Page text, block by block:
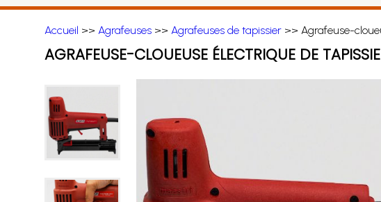
Accueil >> Agrafeuses>> Agrafeuses de tapissier>> Agrafeuse-
AGRAFEUSE-CLOUEUSE ÉLECTRIQUE DE